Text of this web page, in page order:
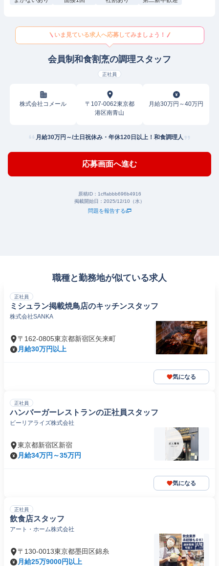
いま見ている求人へ応募してみましょう！
会員制和食割烹の調理スタッフ
正社員
株式会社コメール
〒107-0062東京都
港区南青山
月給30万円～40万円
月給30万円～/土日祝休み・年休120日以上！和食調理人
応募画面へ進む
原稿ID： 1cffabbb696b4916
掲載開始日： 2025/12/10（水）
問題を報告する
職種と勤務地が似ている求人
正社員
ミシュラン掲載焼鳥店のキッチンスタッフ
株式会社SANKA
〒162-0805東京都新宿区矢来町
月給30万円以上
気になる
正社員
ハンバーガーレストランの正社員スタッフ
ビーリアライズ株式会社
東京都新宿区新宿
月給34万円～35万円
気になる
正社員
飲食店スタッフ
アート・ホーム株式会社
〒130-0013東京都墨田区錦糸
月給25万9000円以上